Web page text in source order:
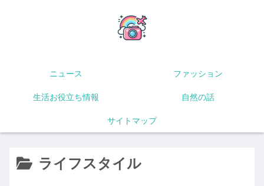
ニュース ファッション
生活お役立ち情報 自然の話
サイトマップ
ライフスタイル